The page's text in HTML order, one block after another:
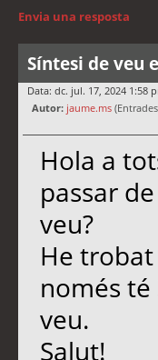
Envia una resposta
Síntesi de veu
Data: dc. jul. 17, 2024 1:58
Autor: jaume.ms
Hola a
passar
veu?
He
només
veu.
Salut!